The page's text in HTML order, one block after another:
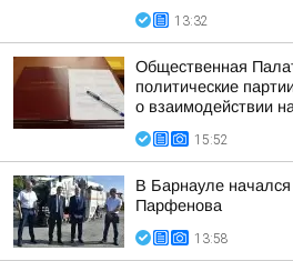
13:32
Общественная
политические
о взаимодействии
15:52
В Барнауле
Парфенова
13:58